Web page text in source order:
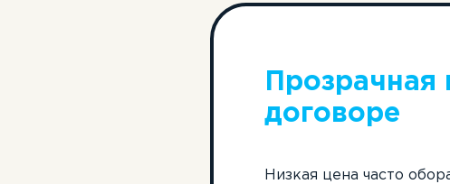
договоре
Низкая цена часто